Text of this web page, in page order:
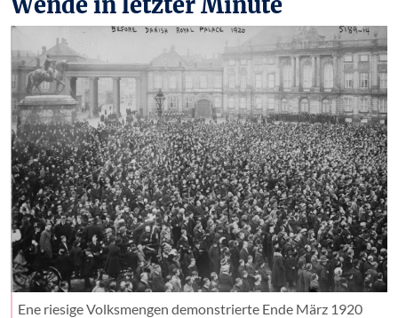
Ene riesige Volksmengen demonstrierte Ende März 1920